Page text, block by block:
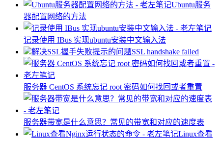
Ubuntu服务
器配置网络的方法
记录使用 IBus 实现ubuntu安装中文输入法
解决SSL握手失败提示的问题SSL handshake failed
服务器 ​CentOS 系统忘记 root 密码如何找回或者重置
服务器带宽是什么意思？常见的带宽和对应的速度表
Linux查看